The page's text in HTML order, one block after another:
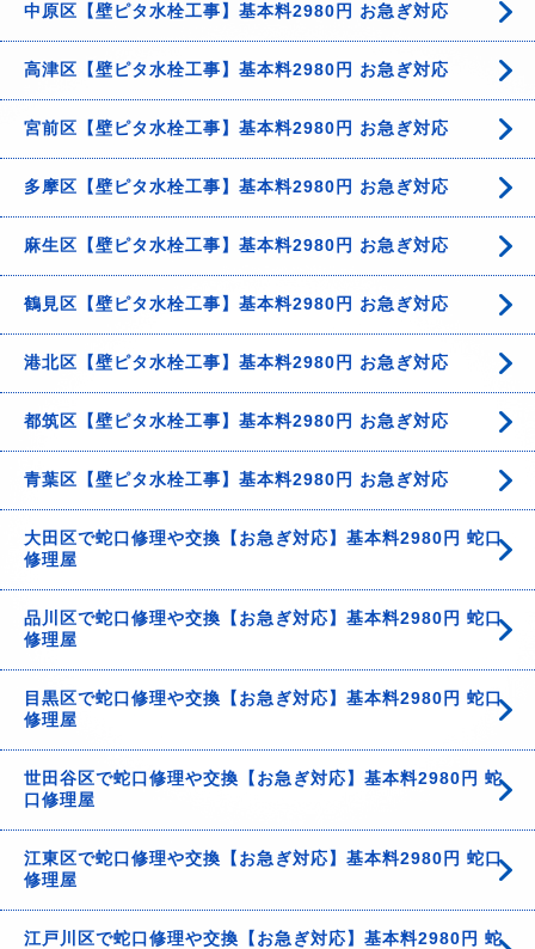
中原区【壁ピタ水栓工事】基本料2980円 お急ぎ対応
高津区【壁ピタ水栓工事】基本料2980円 お急ぎ対応
宮前区【壁ピタ水栓工事】基本料2980円 お急ぎ対応
多摩区【壁ピタ水栓工事】基本料2980円 お急ぎ対応
麻生区【壁ピタ水栓工事】基本料2980円 お急ぎ対応
鶴見区【壁ピタ水栓工事】基本料2980円 お急ぎ対応
港北区【壁ピタ水栓工事】基本料2980円 お急ぎ対応
都筑区【壁ピタ水栓工事】基本料2980円 お急ぎ対応
青葉区【壁ピタ水栓工事】基本料2980円 お急ぎ対応
大田区で蛇口修理や交換【お急ぎ対応】基本料2980円 蛇口
修理屋
品川区で蛇口修理や交換【お急ぎ対応】基本料2980円 蛇口
修理屋
目黒区で蛇口修理や交換【お急ぎ対応】基本料2980円 蛇口
修理屋
世田谷区で蛇口修理や交換【お急ぎ対応】基本料2980円 蛇
口修理屋
江東区で蛇口修理や交換【お急ぎ対応】基本料2980円 蛇口
修理屋
江戸川区で蛇口修理や交換【お急ぎ対応】基本料2980円 蛇